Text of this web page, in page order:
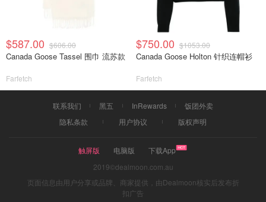
$587.00 $606.00
Canada Goose Tassel 围巾 流苏款
Farfetch
$750.00 $1053.00
Canada Goose Holton 针织连帽衫
Farfetch
联系我们 黑五 InRewards
饭团外卖
隐私条款
用户协议 版权声明
触屏版 电脑版
下载App
2019©dealmoon.com.au
页面信息由用户分享或品牌、商家提供，由Dealmoon核实后发布折
扣广告